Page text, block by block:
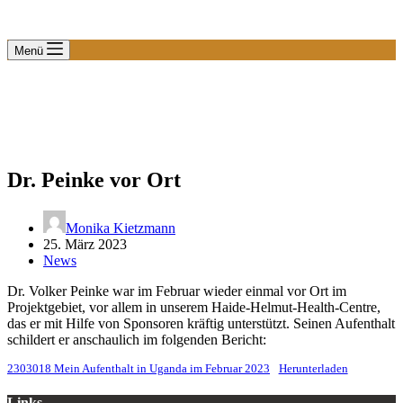
Menü
Dr. Peinke vor Ort
Monika Kietzmann
25. März 2023
News
Dr. Volker Peinke war im Februar wieder einmal vor Ort im
Projektgebiet, vor allem in unserem Haide-Helmut-Health-Centre,
das er mit Hilfe von Sponsoren kräftig unterstützt. Seinen Aufenthalt
schildert er anschaulich im folgenden Bericht:
2303018 Mein Aufenthalt in Uganda im Februar 2023 Herunterladen